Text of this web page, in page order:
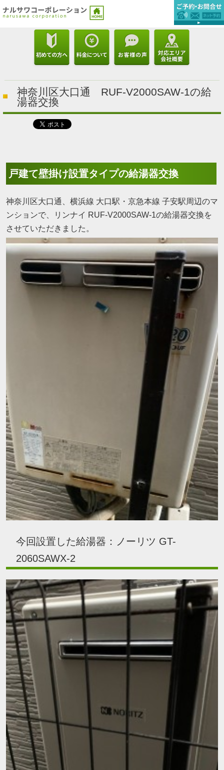
神奈川区大口通 RUF-V2000SAW-1の給
湯器交換
戸建て壁掛け設置タイプの給湯器交換
神奈川区大口通、横浜線 大口駅・京急本線 子安駅周辺のマ
ンションで、リンナイ RUF-V2000SAW-1の給湯器交換を
させていただきました。
今回設置した給湯器：ノーリツ GT-
2060SAWX-2